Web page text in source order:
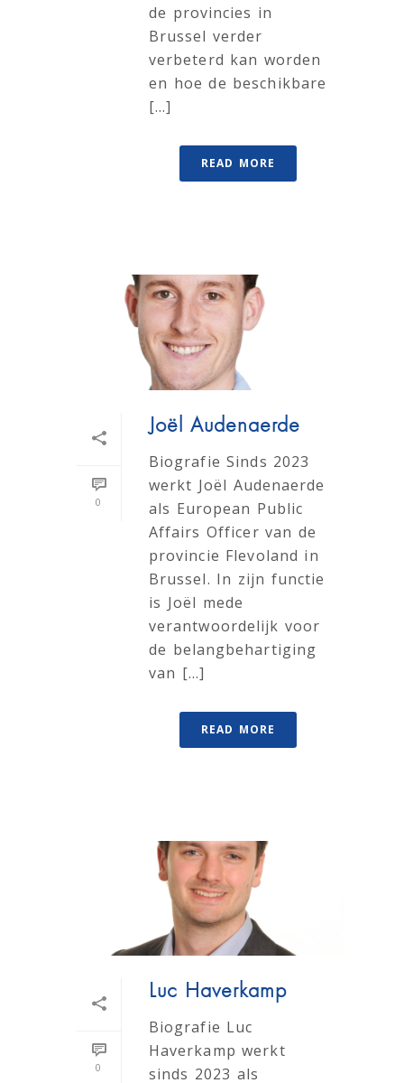
de provincies in
Brussel verder
verbeterd kan worden
en hoe de beschikbare
[...]
READ MORE
0
Joël Audenaerde
Biografie Sinds 2023
werkt Joël Audenaerde
als European Public
Affairs Officer van de
provincie Flevoland in
Brussel. In zijn functie
is Joël mede
verantwoordelijk voor
de belangbehartiging
van [...]
READ MORE
0
Luc Haverkamp
Biografie Luc
Haverkamp werkt
sinds 2023 als